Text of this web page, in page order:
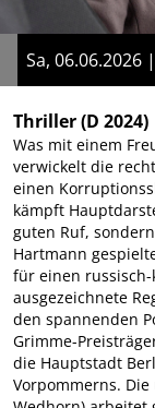
Sa, 06.06.2026
Thriller(D 2024)
Was mit einem
verwickelt die
einen
kämpft
guten Ruf,
Hartmann
für einen
ausgezeichnete
den spannenden
Grimme-
die Hauptstadt
Vorpommerns.